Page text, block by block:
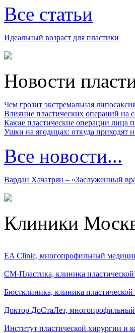
Все статьи
Идеальный возраст для пластики
Новости
Чем грозит экстремальная
Влияние пластических операций на
Какие пластические операции лица
Ушки на ягодицах: откуда приходят и
Все новости...
Вардан Хачатрян – «Заслуженный
Клиники
EA Clinic, многопрофильный
СМ-Пластика, клиника
Бюстклиника, клиника
Доктор ДоСтаЛет,
Институт пластической хирургии и